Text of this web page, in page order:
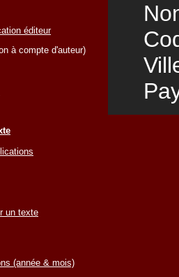
éditeur
à compte d'auteur)
un texte
(année & mois)